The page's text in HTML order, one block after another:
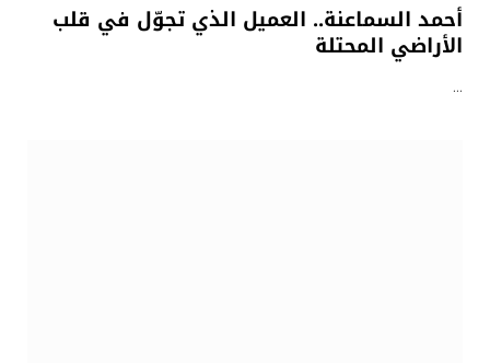
أحمد السماعنة.. العميل الذي تجوّل في قلب
الأراضي المحتلة
…